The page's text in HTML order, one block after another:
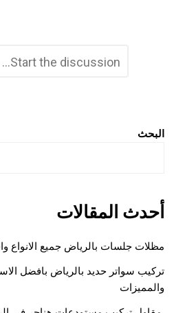
تعليقاً
البحث
أحدث المقالات
مظلات جلسات بالرياض جميع الانواع
تركيب سواتر حديد بالرياض بافضل
والمميزات